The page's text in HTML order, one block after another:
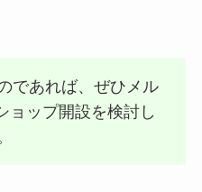
であれば、ぜひメル
ョップ開設を検討し